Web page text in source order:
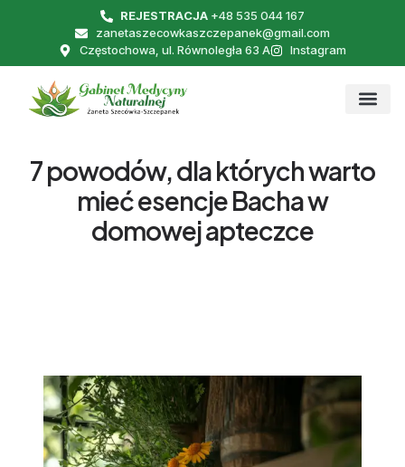
REJESTRACJA +48 535 044 167
zanetaszecowkaszczepanek@gmail.com
Częstochowa, ul. Równoległa 63 A
Instagram
7 powodów, dla których warto
mieć esencje Bacha w
domowej apteczce